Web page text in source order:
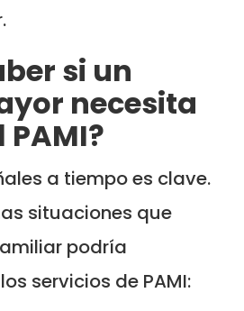
si un
necesita
a tiempo es clave.
situaciones que
podría
servicios de PAMI: